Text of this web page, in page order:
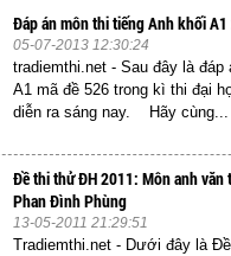
Đáp án môn thi tiếng Anh khối
05-07-2013 12:30:24
tradiemthi.net - Sau đây là đáp
A1 mã đề 526 trong kì thi đại
diễn ra sáng nay. Hãy cùng...
Đề thi thử ĐH 2011: Môn anh văn
Phan Đình Phùng
13-05-2011 21:29:51
Tradiemthi.net - Dưới đây là